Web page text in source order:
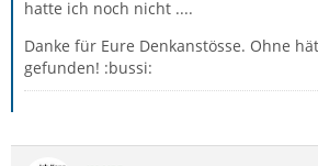
hatte ich noch nicht ....
Danke für Eure Denkanstösse. Ohne
gefunden! :bussi: